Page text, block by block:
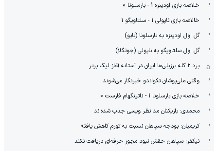
خلاصه بازی اودینزه 1 - بارسلونا 0
خالاصه بازی ناپولی 1 - سلتاویگو 1
گل اول اودینزه به بارسلونا (بایو)
گل اول سلتاویگو به ناپولی (جوتگلا)
برد ۲ گله برزیلی‌ها ایران در آستانه آغاز لیگ برتر
وقتی ملی‌پوشان تکواندو خبرنگار می‌شوند
خلاصه بازی بارسلونا 1 - ناتینگهام فارست 0
محمدی: بازیکنان مد نظر ویسی جذب شده‌اند
کریمیان: بودجه سپاهان نسبت به تورم کاهش یافته
نیکفر: سپاهان حقش نبود مجوز حرفه‌ای دریافت نکند